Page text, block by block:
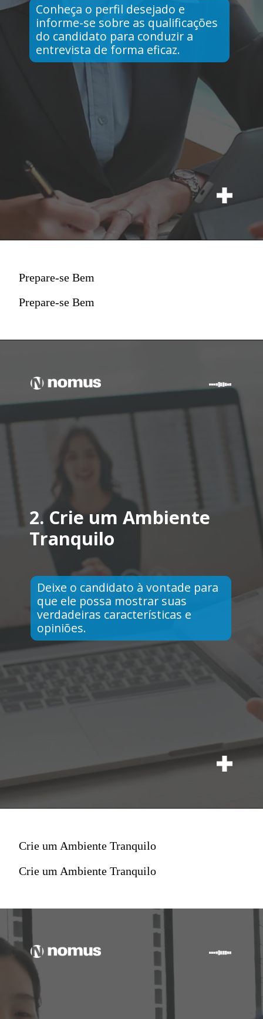
Conheça o perfil desejado e
informe-se sobre as qualificações
do candidato para conduzir a
entrevista de forma eficaz.
Prepare-se Bem
Prepare-se Bem
2.Crie um Ambiente
Tranquilo
Deixe o candidato à vontade para
que ele possa mostrar suas
verdadeiras características e
opiniões.
Crie um Ambiente Tranquilo
Crie um Ambiente Tranquilo